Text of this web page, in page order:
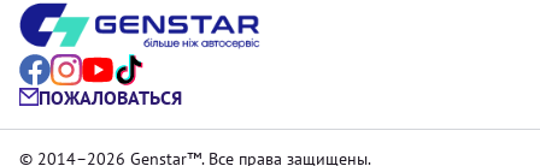
ПОЖАЛОВАТЬСЯ
© 2014–2026 Genstar™. Все права защищены.